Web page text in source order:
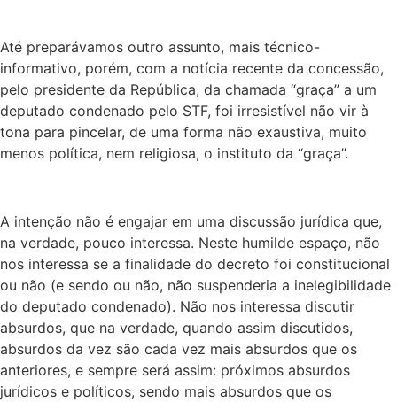
Até preparávamos outro assunto, mais técnico-
informativo, porém, com a notícia recente da concessão,
pelo presidente da República, da chamada “graça” a um
deputado condenado pelo STF, foi irresistível não vir à
tona para pincelar, de uma forma não exaustiva, muito
menos política, nem religiosa, o instituto da “graça”.
A intenção não é engajar em uma discussão jurídica que,
na verdade, pouco interessa. Neste humilde espaço, não
nos interessa se a finalidade do decreto foi constitucional
ou não (e sendo ou não, não suspenderia a inelegibilidade
do deputado condenado). Não nos interessa discutir
absurdos, que na verdade, quando assim discutidos,
absurdos da vez são cada vez mais absurdos que os
anteriores, e sempre será assim: próximos absurdos
jurídicos e políticos, sendo mais absurdos que os